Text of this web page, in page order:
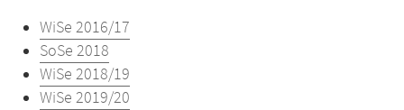
WiSe 2016/17
SoSe 2018
WiSe 2018/19
WiSe 2019/20